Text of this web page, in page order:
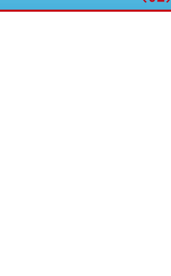
BeliteBio,Inc公告受邀參